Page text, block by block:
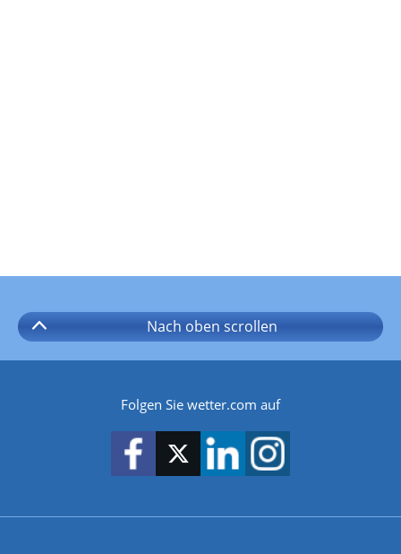
Nach oben scrollen
Folgen Sie wetter.com auf